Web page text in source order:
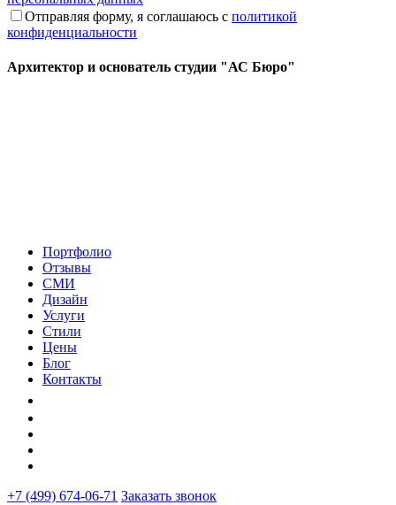
Отправляя форму, я соглашаюсь с политикой
конфиденциальности
Архитектор и основатель студии "АС Бюро"
Портфолио
Отзывы
СМИ
Дизайн
Услуги
Стили
Цены
Блог
Контакты
+7 (499) 674-06-71 Заказать звонок